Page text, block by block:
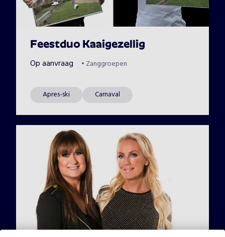
Feestduo Kaaigezellig
Op aanvraag • Zanggroepen
Apres-ski Carnaval